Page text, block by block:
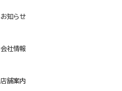
お知らせ
会社情報
店舗案内